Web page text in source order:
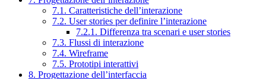
7.1. Caratteristiche dell’interazione
7.2. User stories per definire l’interazione
7.2.1. Differenza tra scenari e user stories
7.3. Flussi di interazione
7.4. Wireframe
7.5. Prototipi interattivi
8. Progettazione dell’interfaccia